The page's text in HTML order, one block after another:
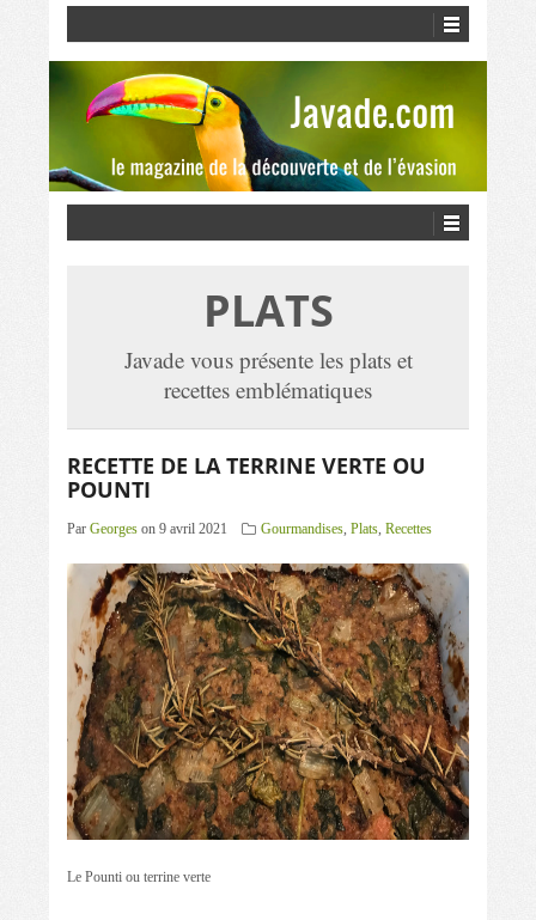
PLATS
Javade vous présente les plats et
recettes emblématiques
RECETTE DE LA TERRINE VERTE OU
POUNTI
Par Georges on 9 avril 2021 Gourmandises Plats Recettes
Le Pounti ou terrine verte